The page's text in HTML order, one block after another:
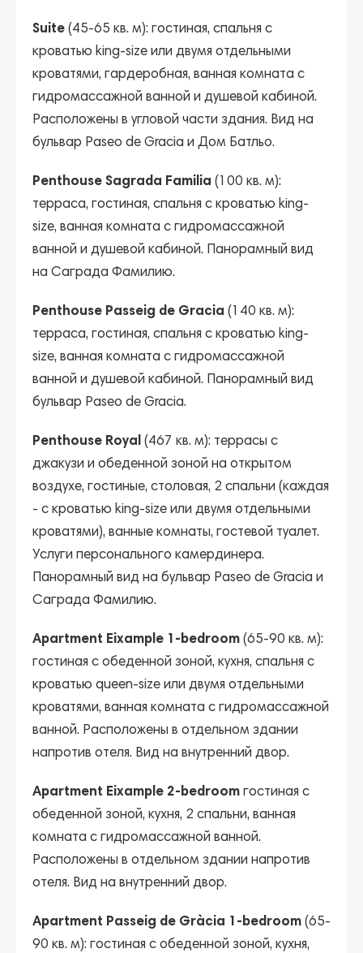
Suite (45-65 кв. м): гостиная, спальня с
кроватью king-size или двумя отдельными
кроватями, гардеробная, ванная комната с
гидромассажной ванной и душевой кабиной.
Расположены в угловой части здания. Вид на
бульвар Paseo de Gracia и Дом Батльо.
Penthouse Sagrada Familia (100 кв. м):
терраса, гостиная, спальня с кроватью king-
size, ванная комната с гидромассажной
ванной и душевой кабиной. Панорамный вид
на Саграда Фамилию.
Penthouse Passeig de Gracia (140 кв. м):
терраса, гостиная, спальня с кроватью king-
size, ванная комната с гидромассажной
ванной и душевой кабиной. Панорамный вид
бульвар Paseo de Gracia.
Penthouse Royal (467 кв. м): террасы с
джакузи и обеденной зоной на открытом
воздухе, гостиные, столовая, 2 спальни (каждая
- с кроватью king-size или двумя отдельными
кроватями), ванные комнаты, гостевой туалет.
Услуги персонального камердинера.
Панорамный вид на бульвар Paseo de Gracia и
Саграда Фамилию.
Apartment Eixample 1-bedroom (65-90 кв. м):
гостиная с обеденной зоной, кухня, спальня с
кроватью queen-size или двумя отдельными
кроватями, ванная комната с гидромассажной
ванной. Расположены в отдельном здании
напротив отеля. Вид на внутренний двор.
Apartment Eixample 2-bedroom гостиная с
обеденной зоной, кухня, 2 спальни, ванная
комната с гидромассажной ванной.
Расположены в отдельном здании напротив
отеля. Вид на внутренний двор.
Apartment Passeig de Gràcia 1-bedroom (65-
90 кв. м): гостиная с обеденной зоной, кухня,